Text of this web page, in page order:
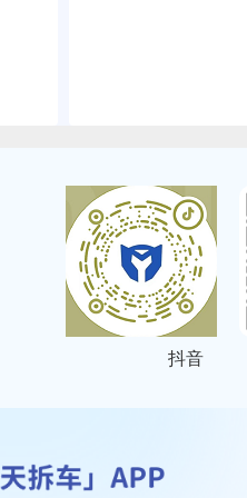
抖音
号